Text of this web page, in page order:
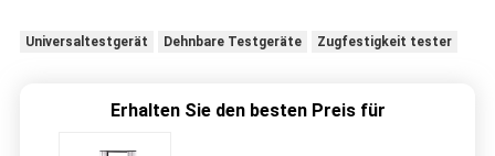
Universaltestgerät Dehnbare Testgeräte Zugfestigkeit tester
Erhalten Sie den besten Preis für